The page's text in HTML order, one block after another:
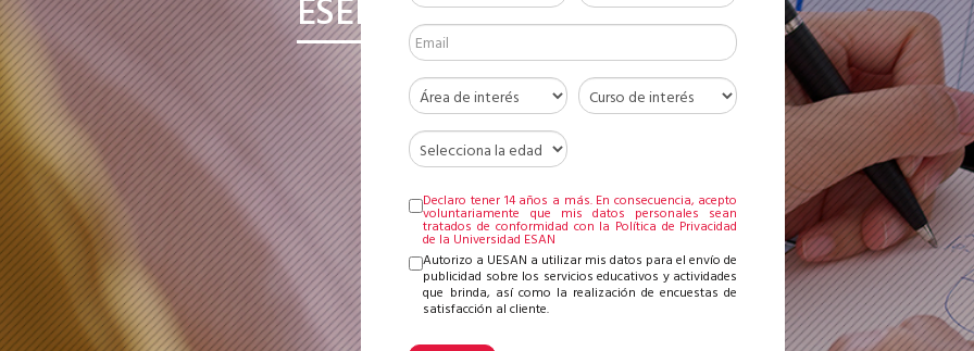
ESENCIALES
Declaro tener 14 años a más. En consecuencia, acepto
voluntariamente que mis datos personales sean
tratados de conformidad con la Política de Privacidad
de la Universidad ESAN
Autorizo a UESAN a utilizar mis datos para el envío de
publicidad sobre los servicios educativos y actividades
que brinda, así como la realización de encuestas de
satisfacción al cliente.